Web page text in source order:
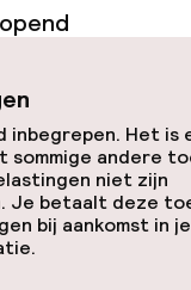
inbegrepen. Het is
sommige andere
niet zijn
Je betaalt deze
bij aankomst in je